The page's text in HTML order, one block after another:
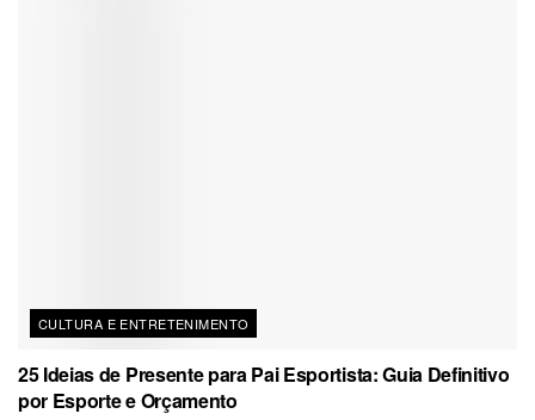
CULTURA E ENTRETENIMENTO
25 Ideias de Presente para Pai Esportista: Guia Definitivo
por Esporte e Orçamento